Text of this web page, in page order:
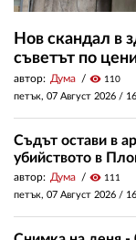
Нов скандал в
съветът по
автор: Дума visibility 110
петък, 07 Август 2026 /
Съдът остави в
убийството в
автор: Дума visibility 111
петък, 07 Август 2026 /